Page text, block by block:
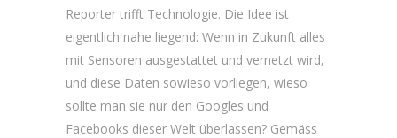
Reporter trifft Technologie. Die Idee ist
eigentlich nahe liegend: Wenn in Zukunft alles
mit Sensoren ausgestattet und vernetzt wird,
und diese Daten sowieso vorliegen, wieso
sollte man sie nur den Googles und
Facebooks dieser Welt überlassen? Gemäss